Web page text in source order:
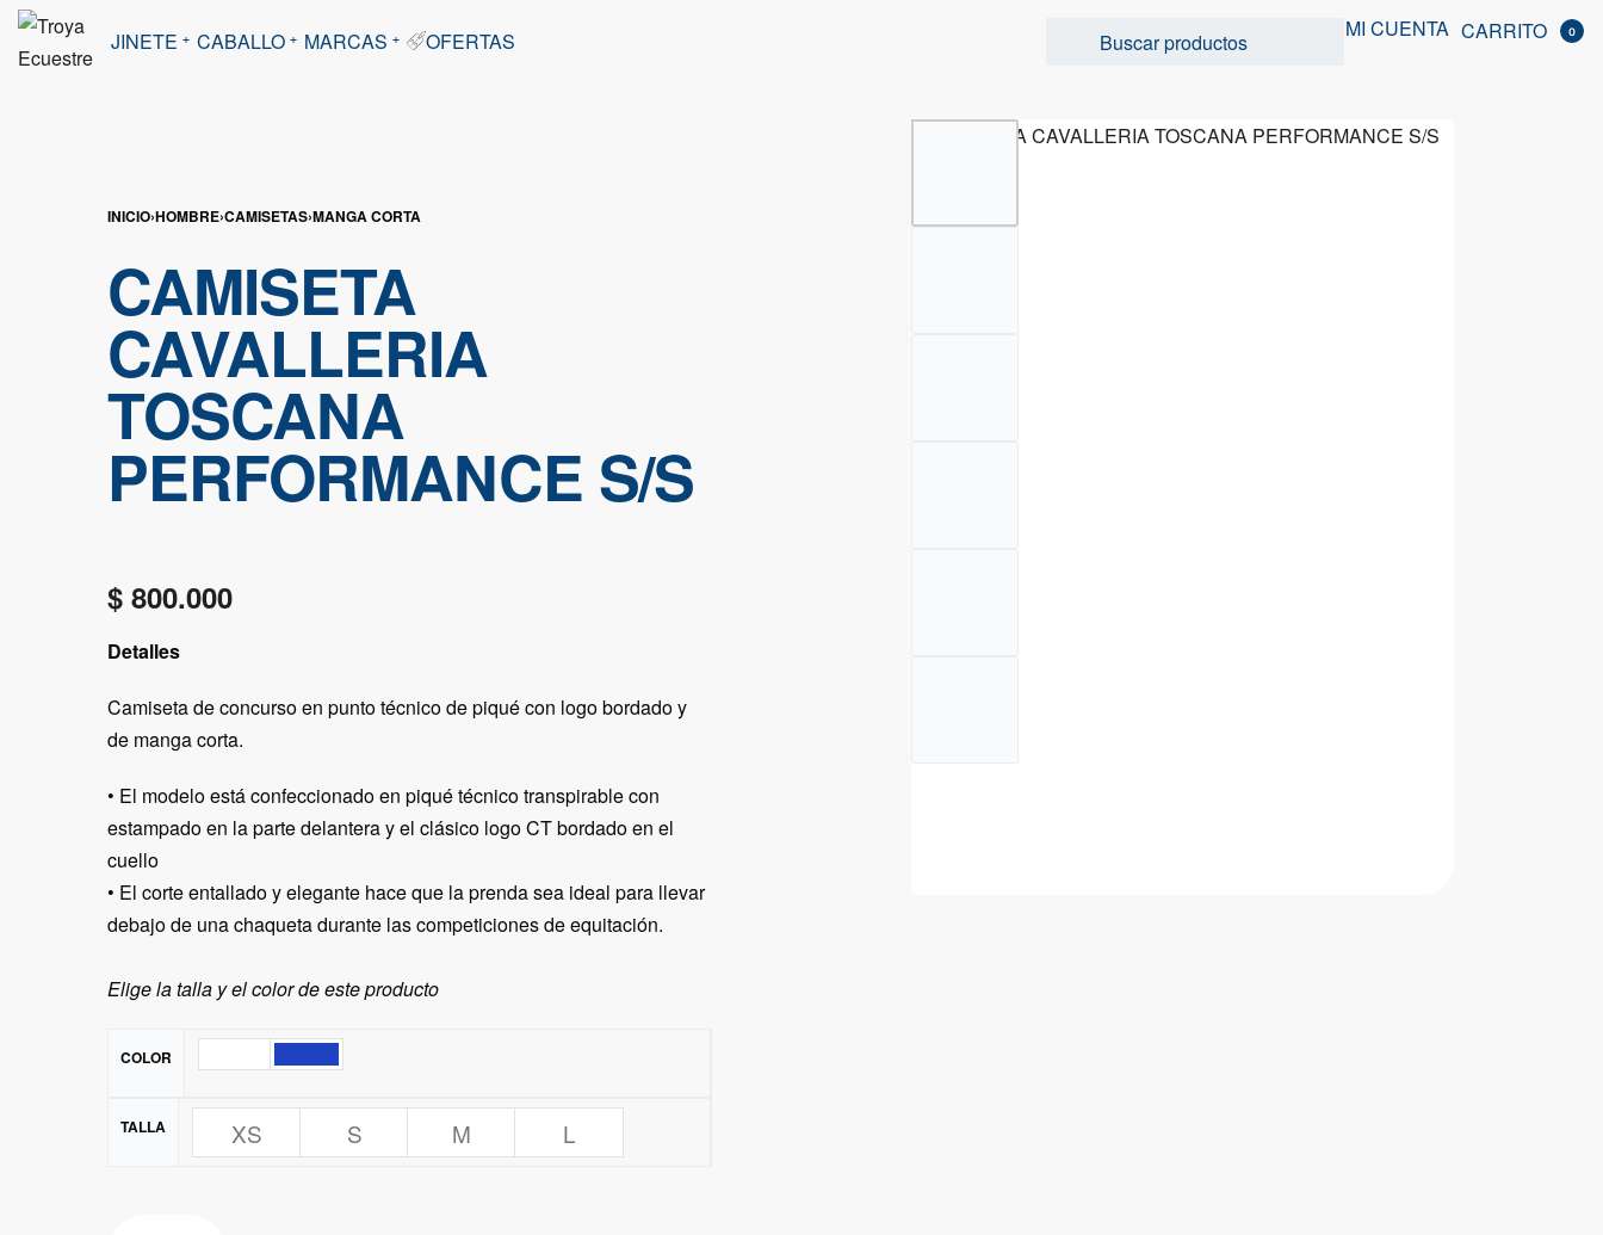
JINETE CABALLO MARCAS OFERTAS MI CUENTA CARRITO 0
INICIO›HOMBRE›CAMISETAS›MANGA CORTA
CAMISETA
CAVALLERIA
TOSCANA
PERFORMANCE S/S
$ 800.000
Detalles
Camiseta de concurso en punto técnico de piqué con logo bordado y
de manga corta.
• El modelo está confeccionado en piqué técnico transpirable con
estampado en la parte delantera y el clásico logo CT bordado en el
cuello
• El corte entallado y elegante hace que la prenda sea ideal para llevar
debajo de una chaqueta durante las competiciones de equitación.
Elige la talla y el color de este producto
COLOR
TALLA XS S M L